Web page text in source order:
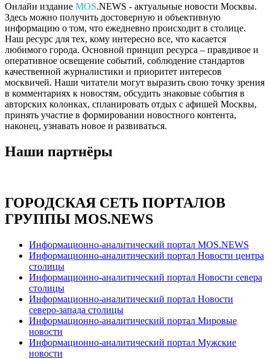
Онлайн издание MOS.NEWS - актуальные новости Москвы.
Здесь можно получить достоверную и объективную
информацию о том, что ежедневно происходит в столице.
Наш ресурс для тех, кому интересно все, что касается
любимого города. Основной принцип ресурса – правдивое и
оперативное освещение событий, соблюдение стандартов
качественной журналистики и приоритет интересов
москвичей. Наши читатели могут выразить свою точку зрения
в комментариях к новостям, обсудить знаковые события в
авторских колонках, спланировать отдых с афишей Москвы,
принять участие в формировании новостного контента,
наконец, узнавать новое и развиваться.
Наши партнёры
ГОРОДСКАЯ СЕТЬ ПОРТАЛОВ
ГРУППЫ MOS.NEWS
Информационно-аналитический портал MOS.NEWS
Информационно-аналитический портал Новости центра
столицы
Информационно-аналитический портал Новости севера
столицы
Информационно-аналитический портал Новости
северо-запада столицы
Информационно-аналитический портал Мировые
новости
Информационно-аналитический портал Мужские
новости